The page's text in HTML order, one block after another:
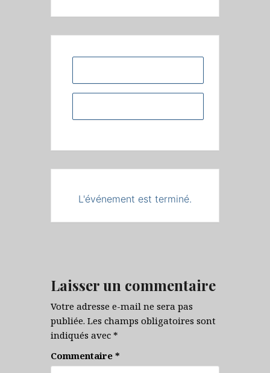
L'événement est terminé.
Laisser un commentaire
Votre adresse e-mail ne sera pas
publiée. Les champs obligatoires sont
indiqués avec *
Commentaire *